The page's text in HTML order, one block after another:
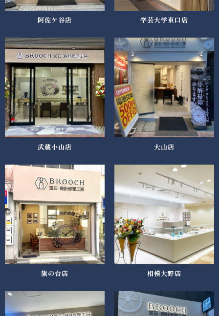
阿佐ケ谷店 学芸大学東口店
武蔵小山店 大山店
旗の台店 相模大野店